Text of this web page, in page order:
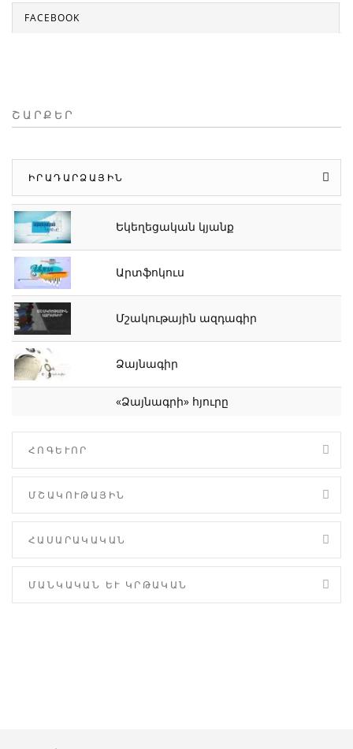
FACEBOOK
ՇԱՐՔԵՐ
ԻՐԱԴԱՐՁԱՅԻՆ
Եկեղեցական կյանք
Արտֆոկուս
Մշակութային ազդագիր
Ձայնագիր
«Ձայնագրի» հյուրը
ՀՈԳԵՒՈՐ
ՄՇԱԿՈՒԹԱՅԻՆ
ՀԱՍԱՐԱԿԱԿԱՆ
ՄԱՆԿԱԿԱՆ ԵՒ ԿՐԹԱԿԱՆ